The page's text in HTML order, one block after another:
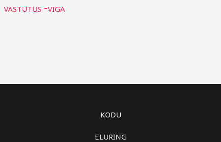
VASTUTUS
VIGA
KODU
ELURING